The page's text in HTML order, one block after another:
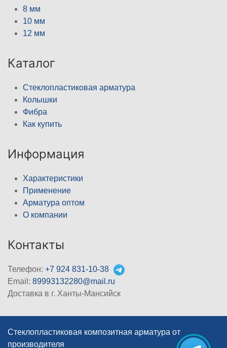
8 мм
10 мм
12 мм
Каталог
Стеклопластиковая арматура
Колышки
Фибра
Как купить
Информация
Характеристики
Применение
Арматура оптом
О компании
Контакты
Телефон: +7 924 831-10-38
Email: 89993132280@mail.ru
Доставка в г. Ханты-Мансийск
Стеклопластиковая композитная арматура от
производителя